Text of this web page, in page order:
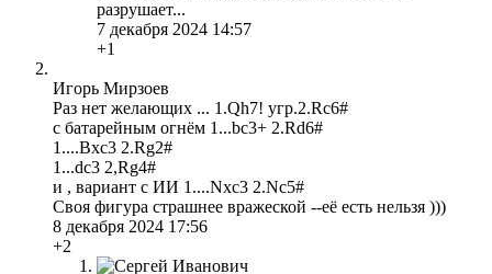
разрушает...
7 декабря 2024 14:57
+1
Игорь Мирзоев
Раз нет желающих ... 1.Qh7! угр.2.Rc6#
с батарейным огнём 1...bс3+ 2.Rd6#
1....Bxc3 2.Rg2#
1...dc3 2,Rg4#
и , вариант с ИИ 1....Nxc3 2.Nc5#
Своя фигура страшнее вражеской --её есть нельзя )))
8 декабря 2024 17:56
+2